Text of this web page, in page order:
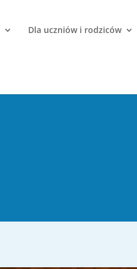
Dla uczniów i rodziców